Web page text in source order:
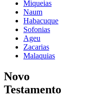
Miqueias
Naum
Habacuque
Sofonias
Ageu
Zacarias
Malaquias
Novo
Testamento